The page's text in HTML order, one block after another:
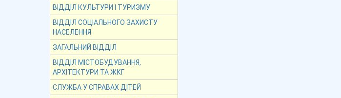
ВІДДІЛ КУЛЬТУРИ І ТУРИЗМУ
ВІДДІЛ СОЦІАЛЬНОГО ЗАХИСТУ
НАСЕЛЕННЯ
ЗАГАЛЬНИЙ ВІДДІЛ
ВІДДІЛ МІСТОБУДУВАННЯ,
АРХІТЕКТУРИ ТА ЖКГ
СЛУЖБА У СПРАВАХ ДІТЕЙ